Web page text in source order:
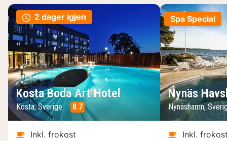
2 dager igjen
Kosta Boda Art Hotel
Kosta, Sverige 8.7
Inkl. frokost
Spa Special
Nynäs
Nynäshamn,
Inkl.